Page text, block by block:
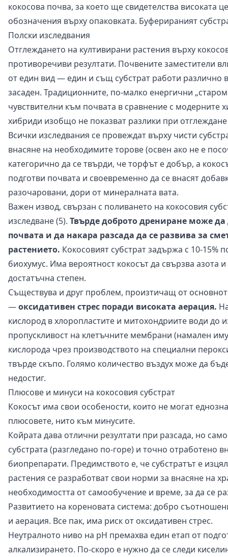
кокосова почва, за което ще свидетелства високата
обозначения върху опаковката. Буферираният
Полски изследвания
Отглеждането на култивирани растения върху
противоречиви резултати. Почвените заместители
от един вид — един и същ субстрат работи различно
засаден. Традиционните, по-малко енергични
чувствителни към почвата в сравнение с модерните
хибриди изобщо не показват разлики при
Всички изследвания се провеждат върху чисти
внасяне на необходимите торове (освен ако не е
категорично да се твърди, че торфът е добър, а
подготви почвата и своевременно да се внасят
разочаровани, дори от минералната вата.
Важен извод, свързан с поливането на кокосовия
изследване (5). Твърде доброто дрениране може
почвата и да накара разсада да се развива за
растението. Кокосовият субстрат задържа с 10-15%
биохумус. Има вероятност кокосът да свързва азота
достатъчна степен.
Съществува и друг проблем, произтичащ от
—оксидативен стрес поради високата аерация.
кислород в хлоропластите и митохондриите води до
пропускливост на клетъчните мембрани (намален
кислорода чрез производството на специални
твърде скъпо. Голямо количество въздух може да
недостиг.
Плюсове и минуси на кокосовия субстрат
Кокосът има свои особености, които не могат
плюсовете, нито към минусите.
Койрата дава отлични резултати при разсада, но
субстрата (разгледано по-горе) и точно отработено
биопрепарати. Предимството е, че субстратът е
растения се разработват свои норми за внасяне на
необходимостта от самообучение и време, за да се
Развитието на кореновата система: добро
и аерация. Все пак, има риск от оксидативен стрес.
Неутралното ниво на рН премахва един етап от
алкализирането. По-скоро е нужно да се следи